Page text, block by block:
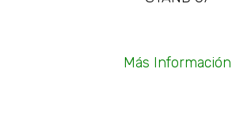
Más Información